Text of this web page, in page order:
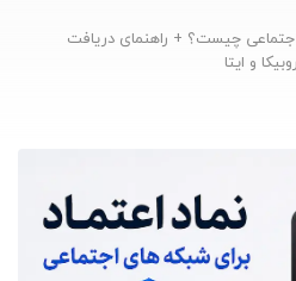
چیست؟ + راهنمای دریافت
و ایتا